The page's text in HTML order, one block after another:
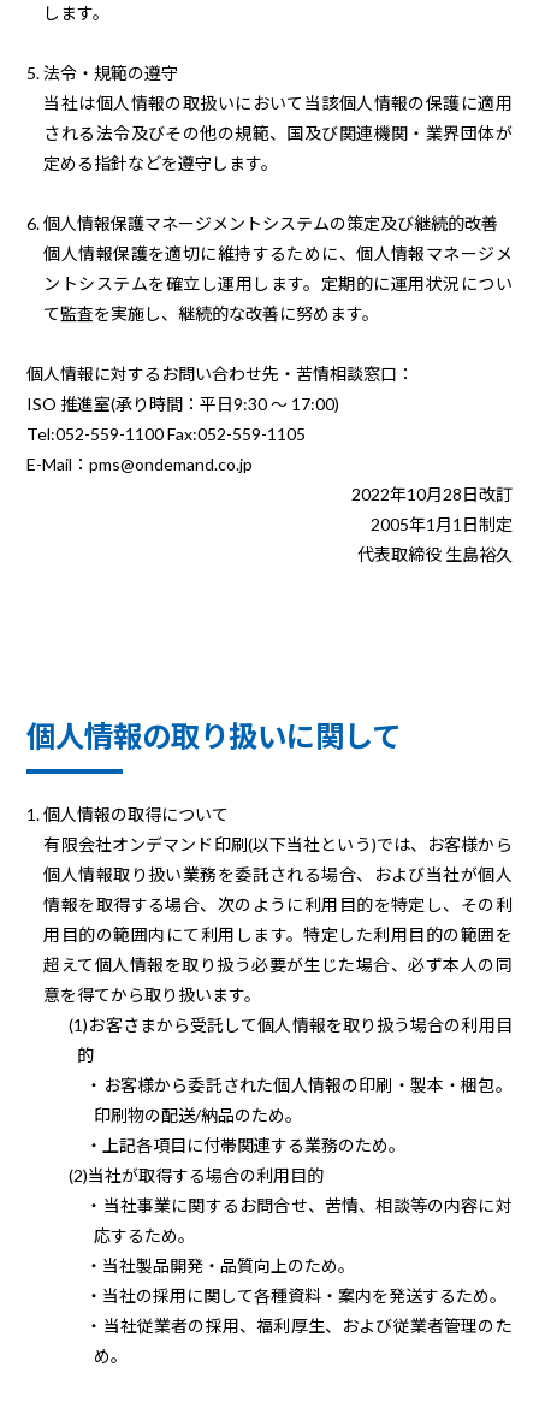
します。
5. 法令・規範の遵守
当社は個人情報の取扱いにおいて当該個人情報の保護に適用
される法令及びその他の規範、国及び関連機関・業界団体が
定める指針などを遵守します。
6. 個人情報保護マネージメントシステムの策定及び継続的改善
個人情報保護を適切に維持するために、個人情報マネージメ
ントシステムを確立し運用します。定期的に運用状況につい
て監査を実施し、継続的な改善に努めます。
個人情報に対するお問い合わせ先・苦情相談窓口：
ISO 推進室(承り時間：平日9:30 ～ 17:00)
Tel:052-559-1100 Fax:052-559-1105
E-Mail：pms@ondemand.co.jp
2022年10月28日改訂
2005年1月1日制定
代表取締役 生島裕久
個人情報の取り扱いに関して
1. 個人情報の取得について
有限会社オンデマンド印刷(以下当社という)では、お客様から
個人情報取り扱い業務を委託される場合、および当社が個人
情報を取得する場合、次のように利用目的を特定し、その利
用目的の範囲内にて利用します。特定した利用目的の範囲を
超えて個人情報を取り扱う必要が生じた場合、必ず本人の同
意を得てから取り扱います。
(1)お客さまから受託して個人情報を取り扱う場合の利用目
的
・お客様から委託された個人情報の印刷・製本・梱包。
印刷物の配送/納品のため。
・上記各項目に付帯関連する業務のため。
(2)当社が取得する場合の利用目的
・当社事業に関するお問合せ、苦情、相談等の内容に対
応するため。
・当社製品開発・品質向上のため。
・当社の採用に関して各種資料・案内を発送するため。
・当社従業者の採用、福利厚生、および従業者管理のた
め。